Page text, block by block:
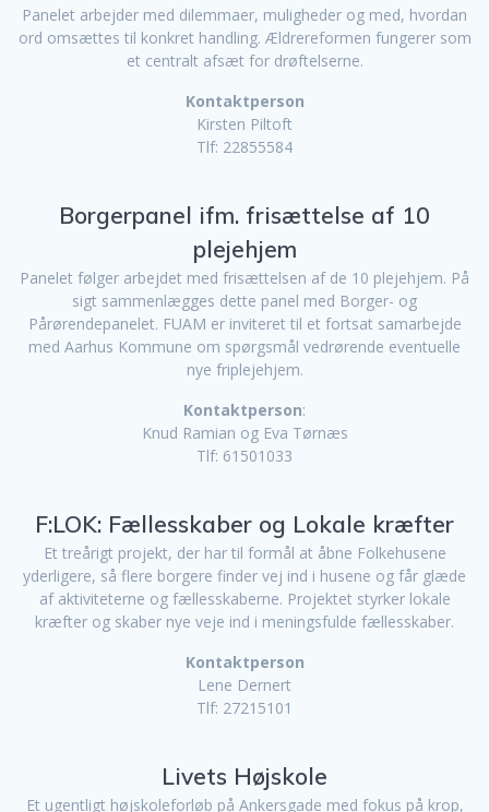
Panelet arbejder med dilemmaer, muligheder og med, hvordan
ord omsættes til konkret handling. Ældrereformen fungerer som
et centralt afsæt for drøftelserne.
Kontaktperson
Kirsten Piltoft
Tlf: 22855584
Borgerpanel ifm. frisættelse af 10
plejehjem
Panelet følger arbejdet med frisættelsen af de 10 plejehjem. På
sigt sammenlægges dette panel med Borger- og
Pårørendepanelet. FUAM er inviteret til et fortsat samarbejde
med Aarhus Kommune om spørgsmål vedrørende eventuelle
nye friplejehjem.
Kontaktperson:
Knud Ramian og Eva Tørnæs
Tlf: 61501033
F:LOK: Fællesskaber og Lokale kræfter
Et treårigt projekt, der har til formål at åbne Folkehusene
yderligere, så flere borgere finder vej ind i husene og får glæde
af aktiviteterne og fællesskaberne. Projektet styrker lokale
kræfter og skaber nye veje ind i meningsfulde fællesskaber.
Kontaktperson
Lene Dernert
Tlf: 27215101
Livets Højskole
Et ugentligt højskoleforløb på Ankersgade med fokus på krop,